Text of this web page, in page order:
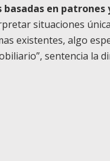
en patrones
situaciones
existentes, algo
sentencia la